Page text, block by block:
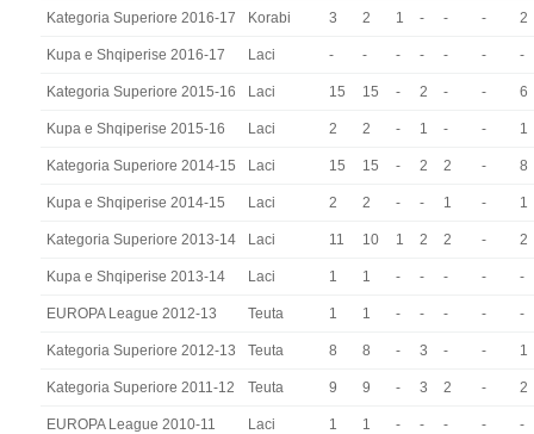
Kategoria Superiore 2016-17 Korabi 3 2 1 - - - 2
Kupa e Shqiperise 2016-17 Laci - - - - - - -
Kategoria Superiore 2015-16 Laci 15 15 - 2 - - 6
Kupa e Shqiperise 2015-16 Laci 2 2 - 1 - - 1
Kategoria Superiore 2014-15 Laci 15 15 - 2 2 - 8
Kupa e Shqiperise 2014-15 Laci 2 2 - - 1 - 1
Kategoria Superiore 2013-14 Laci 11 10 1 2 2 - 2
Kupa e Shqiperise 2013-14 Laci 1 1 - - - - -
EUROPA League 2012-13 Teuta 1 1 - - - - -
Kategoria Superiore 2012-13 Teuta 8 8 - 3 - - 1
Kategoria Superiore 2011-12 Teuta 9 9 - 3 2 - 2
EUROPA League 2010-11 Laci 1 1 - - - - -